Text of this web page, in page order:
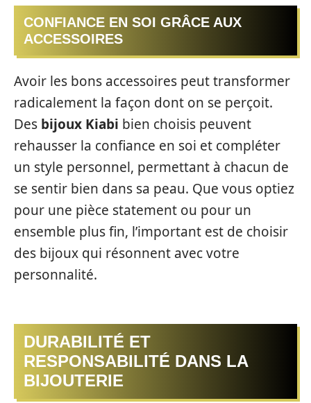
CONFIANCE EN SOI GRÂCE AUX
ACCESSOIRES
Avoir les bons accessoires peut transformer
radicalement la façon dont on se perçoit.
Des bijoux Kiabi bien choisis peuvent
rehausser la confiance en soi et compléter
un style personnel, permettant à chacun de
se sentir bien dans sa peau. Que vous optiez
pour une pièce statement ou pour un
ensemble plus fin, l’important est de choisir
des bijoux qui résonnent avec votre
personnalité.
DURABILITÉ ET
RESPONSABILITÉ DANS LA
BIJOUTERIE